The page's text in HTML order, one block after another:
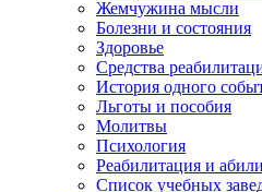
Жемчужина мысли
Болезни и состояния
Здоровье
Средства
История одного
Льготы и пособия
Молитвы
Психология
Реабилитация и
Список учебных